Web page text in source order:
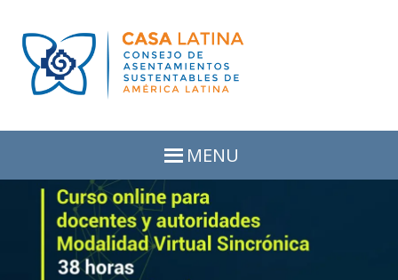
primary
navigation
main
content
MENU